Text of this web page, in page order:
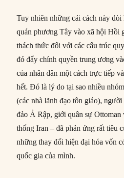
Tuy nhiên những cải cách này đòi
quán phương Tây vào xã hội Hồi
thách thức đối với các cấu trúc
đó đẩy chính quyền trung ương
của nhân dân một cách trực tiếp
hết. Đó là lý do tại sao nhiều
(các nhà lãnh đạo tôn giáo),
đảo Ả Rập, giới quân sự Ottoman
thống Iran – đã phản ứng rất tiêu
những thay đổi hiện đại hóa vốn
quốc gia của mình.